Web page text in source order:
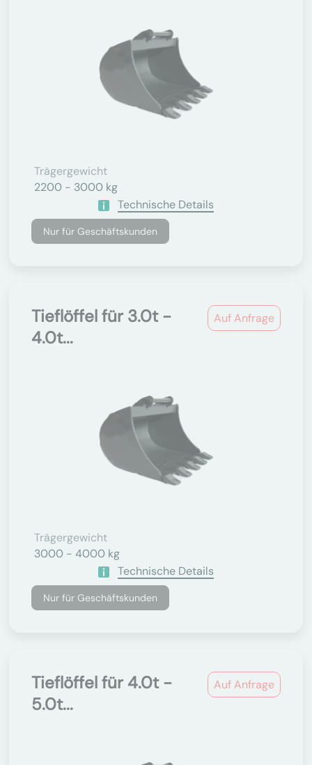
Trägergewicht
2200 - 3000 kg
Technische Details
Nur für Geschäftskunden
Auf Anfrage
Tieflöffel für 3.0t -
4.0t...
Trägergewicht
3000 - 4000 kg
Technische Details
Nur für Geschäftskunden
Auf Anfrage
Tieflöffel für 4.0t -
5.0t...